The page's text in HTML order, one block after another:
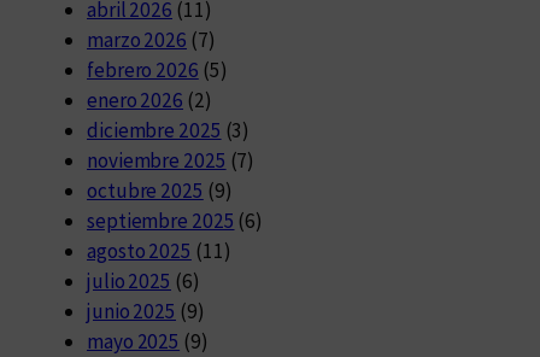
abril 2026 (11)
marzo 2026 (7)
febrero 2026 (5)
enero 2026 (2)
diciembre 2025 (3)
noviembre 2025 (7)
octubre 2025 (9)
septiembre 2025 (6)
agosto 2025 (11)
julio 2025 (6)
junio 2025 (9)
mayo 2025 (9)